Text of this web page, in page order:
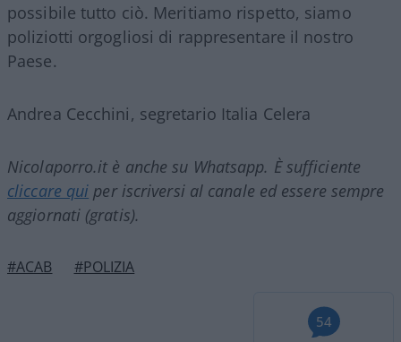
possibile tutto ciò. Meritiamo rispetto, siamo
poliziotti orgogliosi di rappresentare il nostro
Paese.
Andrea Cecchini, segretario Italia Celera
Nicolaporro.it è anche su Whatsapp. È sufficiente
cliccare qui per iscriversi al canale ed essere sempre
aggiornati (gratis).
#ACAB #POLIZIA
54